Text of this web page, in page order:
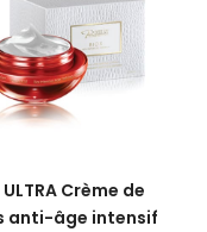
ULTRA Crème de
anti-âge intensif